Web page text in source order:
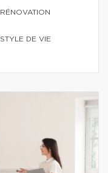
RÉNOVATION
STYLE DE VIE